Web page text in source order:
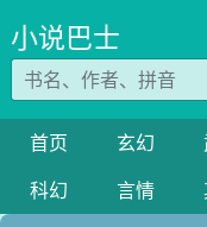
小说巴士
首页 玄幻
科幻
言情